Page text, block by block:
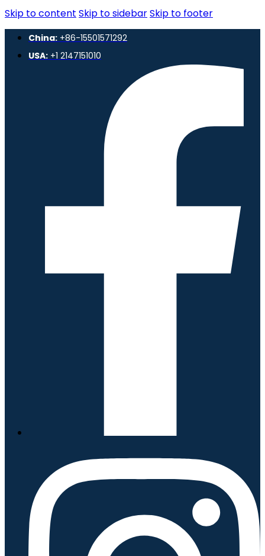
Skip to content Skip to sidebarSkip to footer
China: +86-15501571292
USA: +1 2147151010